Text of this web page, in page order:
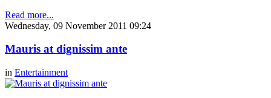
Read more...
Wednesday, 09 November 2011 09:24
Mauris at dignissim ante
in Entertainment